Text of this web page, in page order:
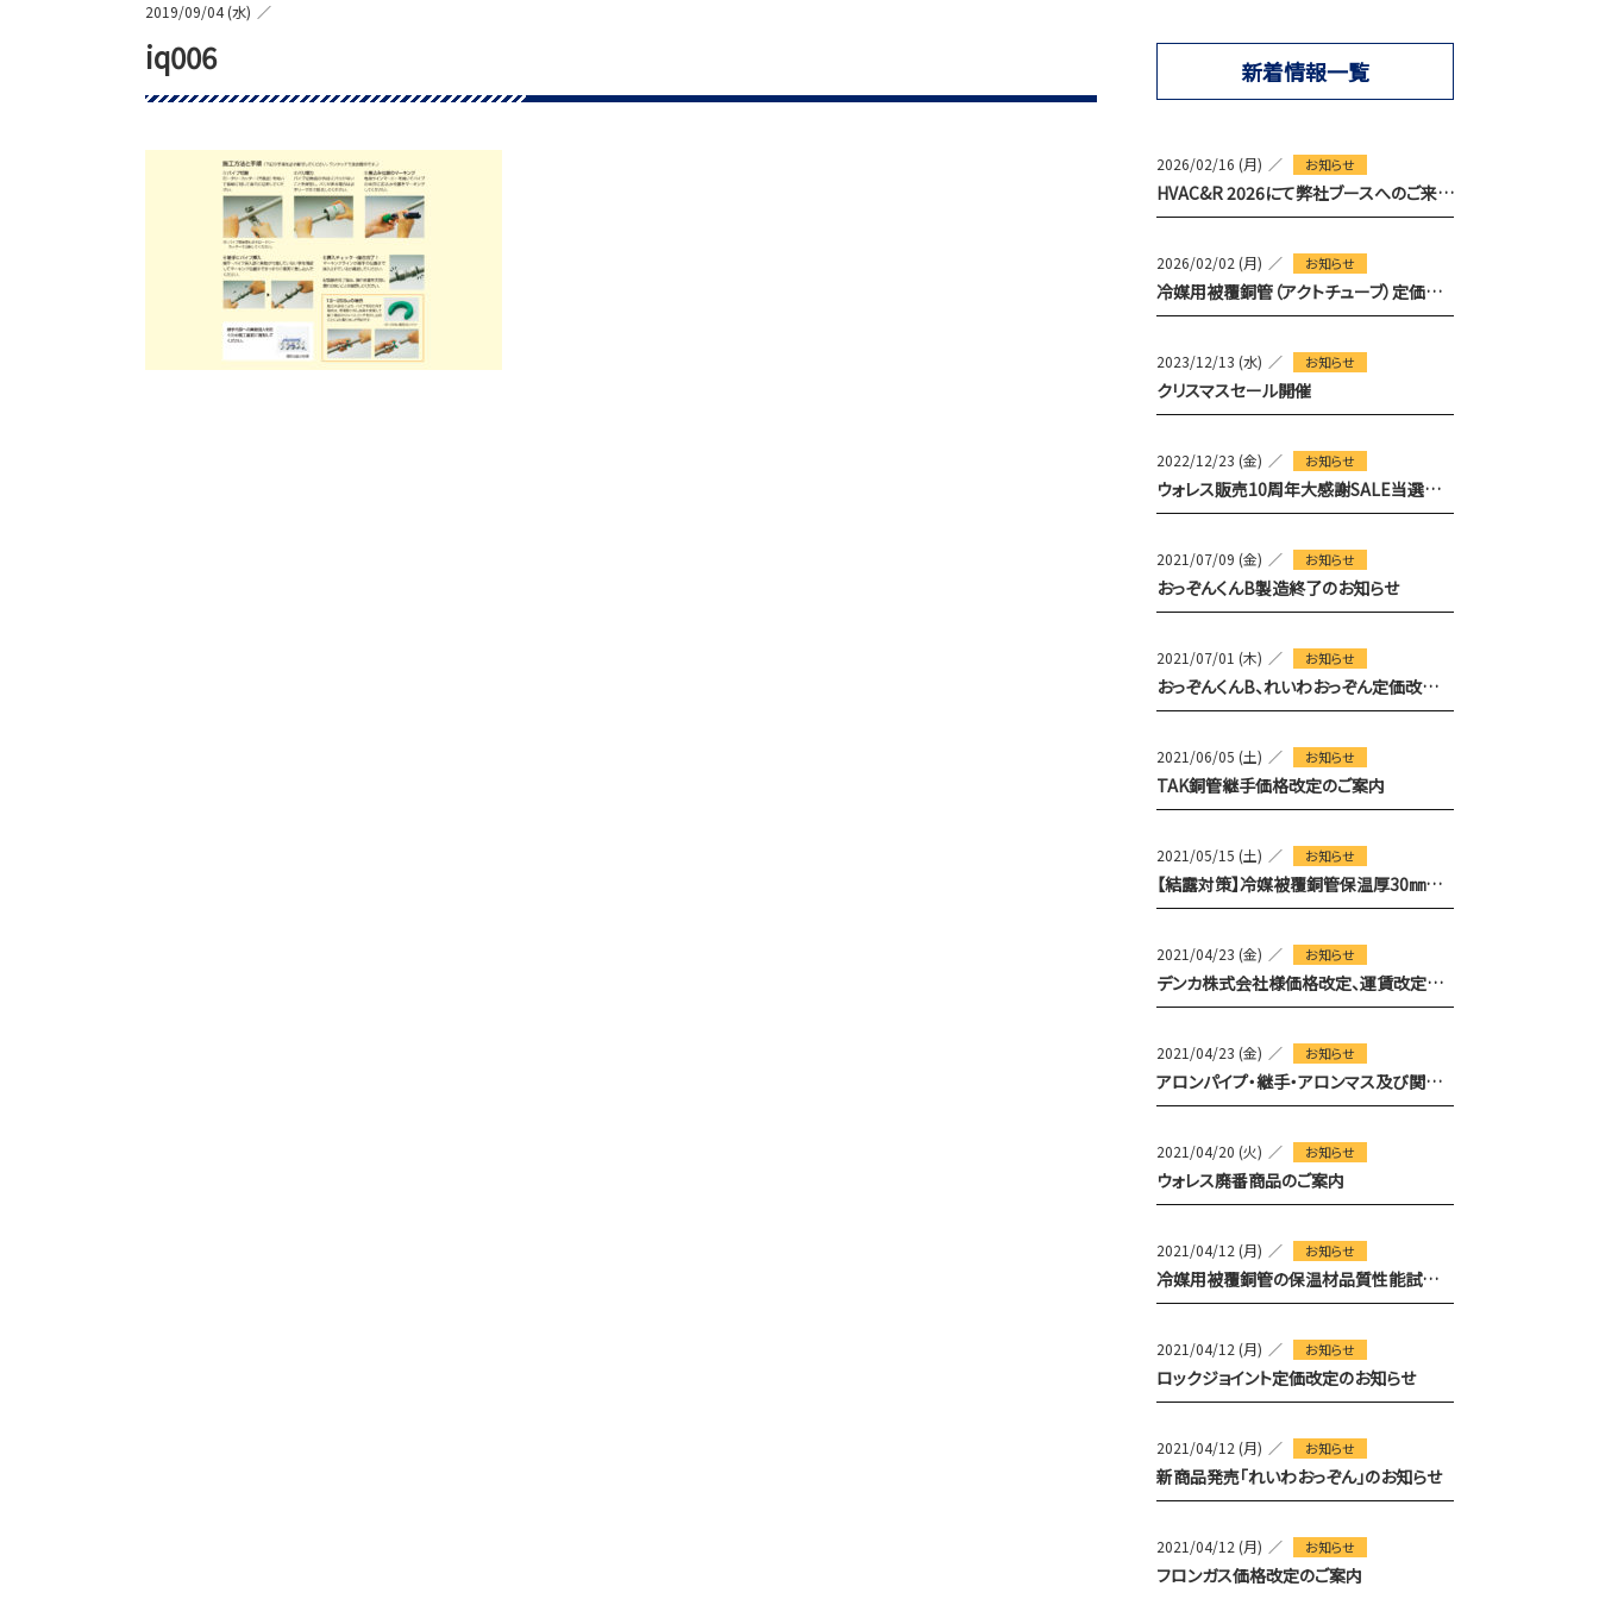
2019/09/04 (水)
iq006 新着情報一覧
2026/02/16 (月) お知らせ
HVAC&R 2026にて弊社ブースへのご来場御礼
2026/02/02 (月) お知らせ
冷媒用被覆銅管（アクトチューブ）定価改定のお知らせ
2023/12/13 (水) お知らせ
クリスマスセール開催
2022/12/23 (金) お知らせ
ウォレス販売10周年大感謝SALE当選のお知らせ
2021/07/09 (金) お知らせ
おっぞんくんB製造終了のお知らせ
2021/07/01 (木) お知らせ
おっぞんくんB、れいわおっぞん定価改定のお知らせ
2021/06/05 (土) お知らせ
TAK銅管継手価格改定のご案内
2021/05/15 (土) お知らせ
【結露対策】冷媒被覆銅管保温厚30㎜タイプ
2021/04/23 (金) お知らせ
デンカ株式会社様価格改定、運賃改定のお知らせ
2021/04/23 (金) お知らせ
アロンパイプ・継手・アロンマス及び関連製品価格改定について
2021/04/20 (火) お知らせ
ウォレス廃番商品のご案内
2021/04/12 (月) お知らせ
冷媒用被覆銅管の保温材品質性能試験（再試験）
2021/04/12 (月) お知らせ
ロックジョイント定価改定のお知らせ
2021/04/12 (月) お知らせ
新商品発売「れいわおっぞん」のお知らせ
2021/04/12 (月) お知らせ
フロンガス価格改定のご案内